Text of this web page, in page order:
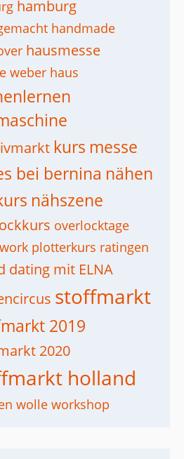
hamburg
handmade
hausmesse
weber haus
kurs messe
bei bernina nähen
nähszene
overlocktage
plotterkurs ratingen
dating mit ELNA
stoffmarkt
2019
2020
holland
wolle workshop